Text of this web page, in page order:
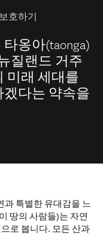
호하기
옹아(taonga)
질랜드 거주
미래 세대를
다는 약속을
과 특별한 유대감을 느
땅의 사람들)는 자연
로 봅니다. 모든 산과